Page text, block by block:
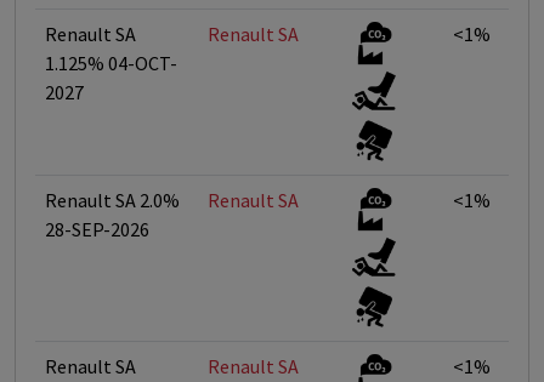
Renault SA
1.125% 04-OCT-
2027
Renault SA <1%
Renault SA 2.0%
28-SEP-2026
Renault SA <1%
Renault SA
Renault SA <1%